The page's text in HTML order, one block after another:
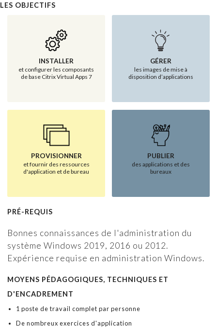
LES OBJECTIFS
INSTALLER
et configurer les composants
de base Citrix Virtual Apps 7
GÉRER
les images de mise à
disposition d’applications
PROVISIONNER
et fournir des ressources
d'application et de bureau
PUBLIER
des applications et des
bureaux
PRÉ-REQUIS
Bonnes connaissances de l'administration du
système Windows 2019, 2016 ou 2012.
Expérience requise en administration Windows.
MOYENS PÉDAGOGIQUES, TECHNIQUES ET
D'ENCADREMENT
1 poste de travail complet par personne
De nombreux exercices d'application